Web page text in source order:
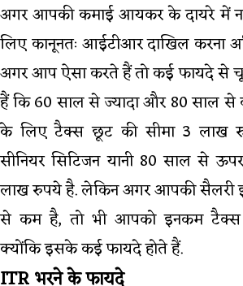
अगर आपकी कमाई आयकर के दायरे में
लिए कानूनतः आईटीआर दाखिल करना
अगर आप ऐसा करते हैं तो कई फायदे से
हैं कि 60 साल से ज्यादा और 80 साल से
के लिए टैक्स छूट की सीमा 3 लाख
सीनियर सिटिजन यानी 80 साल से
लाख रुपये है. लेकिन अगर आपकी सैलरी
से कम है, तो भी आपको इनकम टैक्स
क्योंकि इसके कई फायदे होते हैं.